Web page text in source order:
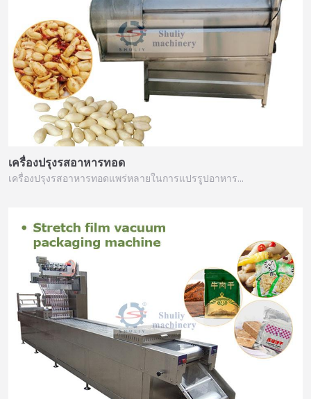
เครื่องปรุงรสอาหารทอด
เครื่องปรุงรสอาหารทอดแพร่หลายในการแปรรูปอาหาร…